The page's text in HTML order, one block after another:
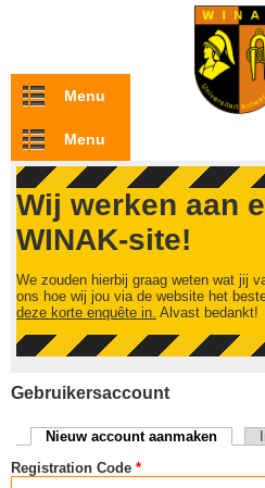
Overslaan en naar de inhoud gaan
Menu
Menu
Wij werken aan
WINAK-site!
We zouden hierbij graag weten wat jij
ons hoe wij jou via de website het
deze korte enquête in. Alvast bedankt!
Gebruikersaccount
Primaire tabs
Nieuw account aanmaken
Registration Code *